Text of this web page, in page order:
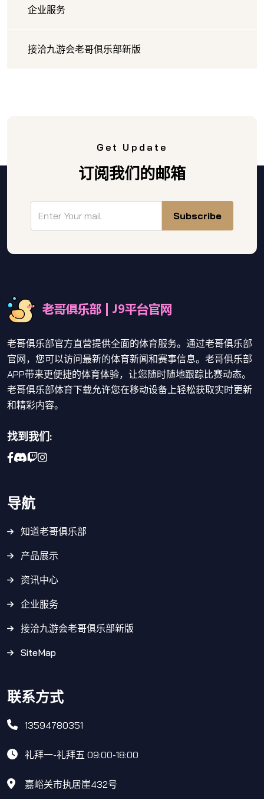
企业服务
接洽九游会老哥俱乐部新版
Get Update
订阅我们的邮箱
Subscribe
老哥俱乐部官方直营提供全面的体育服务。通过老哥俱乐部
官网，您可以访问最新的体育新闻和赛事信息。老哥俱乐部
APP带来更便捷的体育体验，让您随时随地跟踪比赛动态。
老哥俱乐部体育下载允许您在移动设备上轻松获取实时更新
和精彩内容。
找到我们:
导航
知道老哥俱乐部
产品展示
资讯中心
企业服务
接洽九游会老哥俱乐部新版
SiteMap
联系方式
13594780351
礼拜一-礼拜五 09:00-18:00
嘉峪关市执居崖432号